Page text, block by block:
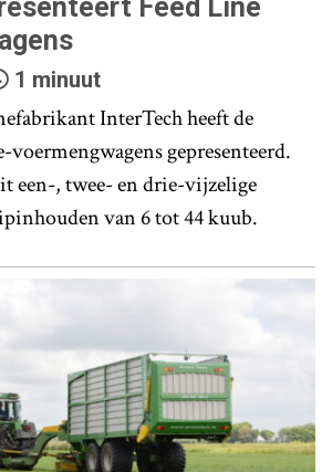
Feed Line
1 minuut
InterTech heeft de
gepresenteerd.
een-, twee- en drie-vijzelige
van 6 tot 44 kuub.